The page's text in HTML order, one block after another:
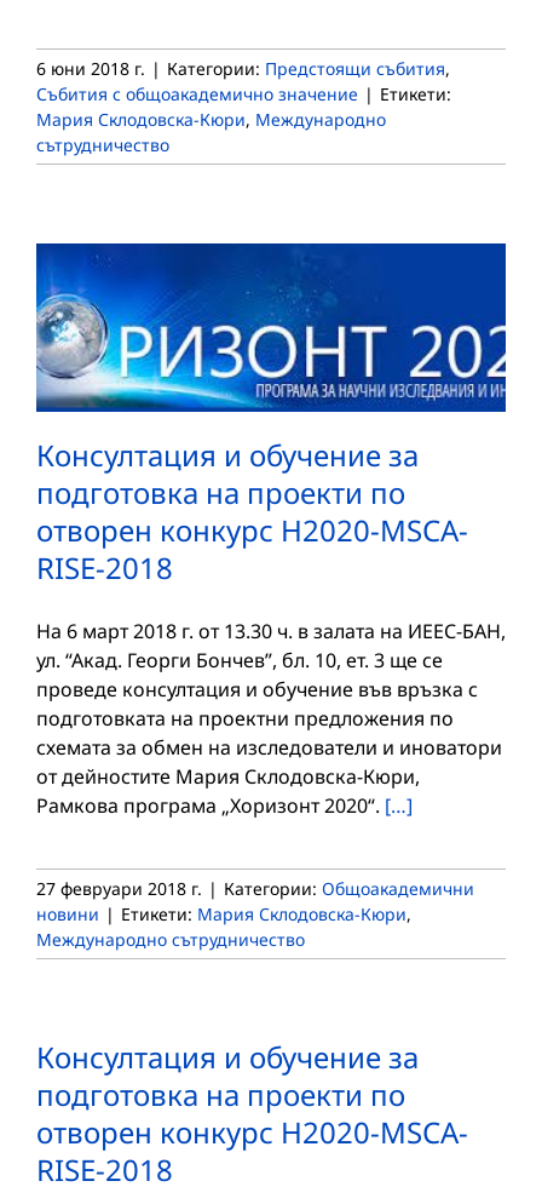
6 юни 2018 г. | Категории: Предстоящи събития,
Събития с общоакадемично значение | Етикети:
Мария Склодовска-Кюри, Международно
сътрудничество
Консултация и обучение за
подготовка на проекти по
отворен конкурс Н2020-MSCA-
RISE-2018
На 6 март 2018 г. от 13.30 ч. в залата на ИЕЕС-БАН,
ул. “Акад. Георги Бончев”, бл. 10, ет. 3 ще се
проведе консултация и обучение във връзка с
подготовката на проектни предложения по
схемата за обмен на изследователи и иноватори
от дейностите Мария Склодовска-Кюри,
Рамкова програма „Хоризонт 2020“. […]
27 февруари 2018 г. | Категории: Общоакадемични
новини | Етикети: Мария Склодовска-Кюри,
Международно сътрудничество
Консултация и обучение за
подготовка на проекти по
отворен конкурс Н2020-MSCA-
RISE-2018